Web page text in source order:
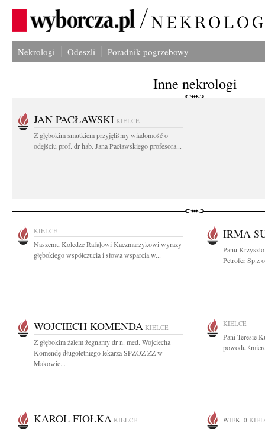
Nekrologi Odeszli Poradnik pogrzebowy
Inne nekrologi
JAN PACŁAWSKI KIELCE
Z głębokim smutkiem przyjęliśmy wiadomość o
odejściu prof. dr hab. Jana Pacławskiego profesora...
KIELCE
Naszemu Koledze Rafałowi Kaczmarzykowi wyrazy
głębokiego współczucia i słowa wsparcia w...
IRMA
Panu
Petrofer Sp.z
WOJCIECH KOMENDA KIELCE
Z głębokim żalem żegnamy dr n. med. Wojciecha
Komendę długoletniego lekarza SPZOZ ZZ w
Makowie...
KIELCE
Pani Teresie
powodu
KAROL FIOŁKA KIELCE WIEK: 0